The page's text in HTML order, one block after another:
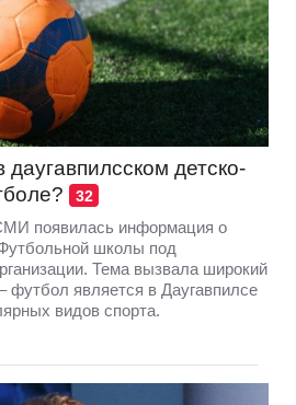
даугавпилсском детско-
32
появилась информация о
школы под
Тема вызвала широкий
футбол является в Даугавпилсе
видов спорта.